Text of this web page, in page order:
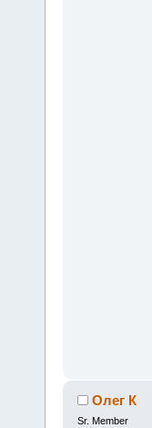
Олег К
Sr. Member